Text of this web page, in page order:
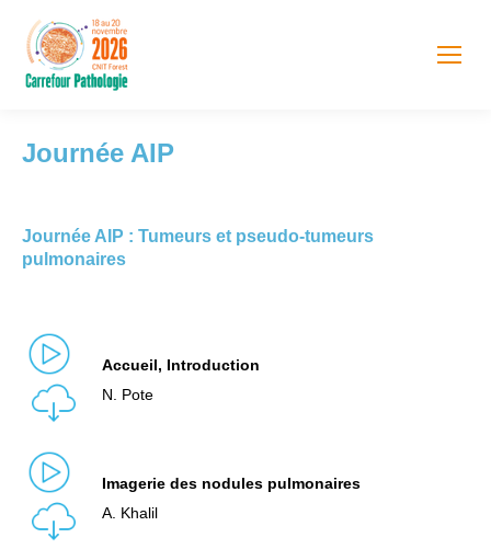
Journée AIP
Journée AIP : Tumeurs et pseudo-tumeurs
pulmonaires
Accueil, Introduction
N. Pote
Imagerie des nodules pulmonaires
A. Khalil